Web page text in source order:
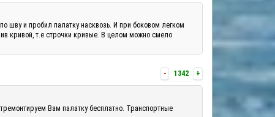
шву и пробил палатку насквозь. И при боковом легком
кривой, т.е строчки кривые. В целом можно смело
- 1342 +
Вам палатку бесплатно. Транспортные